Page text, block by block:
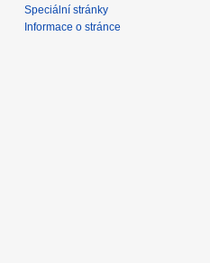
Speciální stránky
Informace o stránce